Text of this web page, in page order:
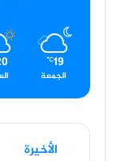
19
℃
الجمعة
الأخيرة